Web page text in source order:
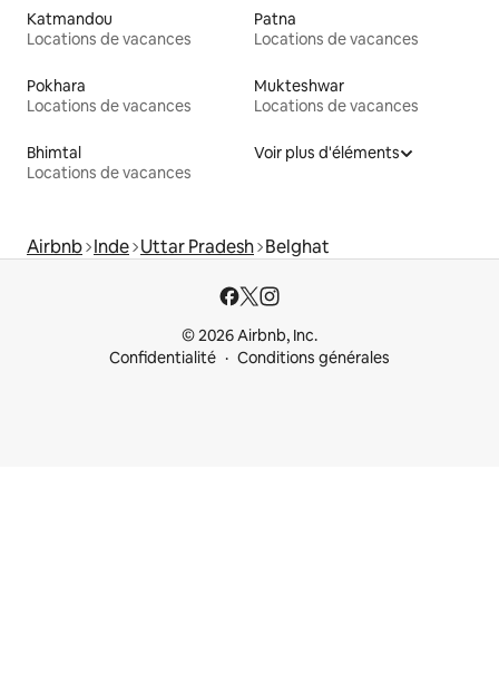
Katmandou
Locations de vacances
Patna
Locations de vacances
Pokhara
Locations de vacances
Mukteshwar
Locations de vacances
Bhimtal
Locations de vacances
Voir plus d'éléments
Airbnb Inde Uttar Pradesh Belghat
© 2026 Airbnb, Inc.
Confidentialité
Conditions générales